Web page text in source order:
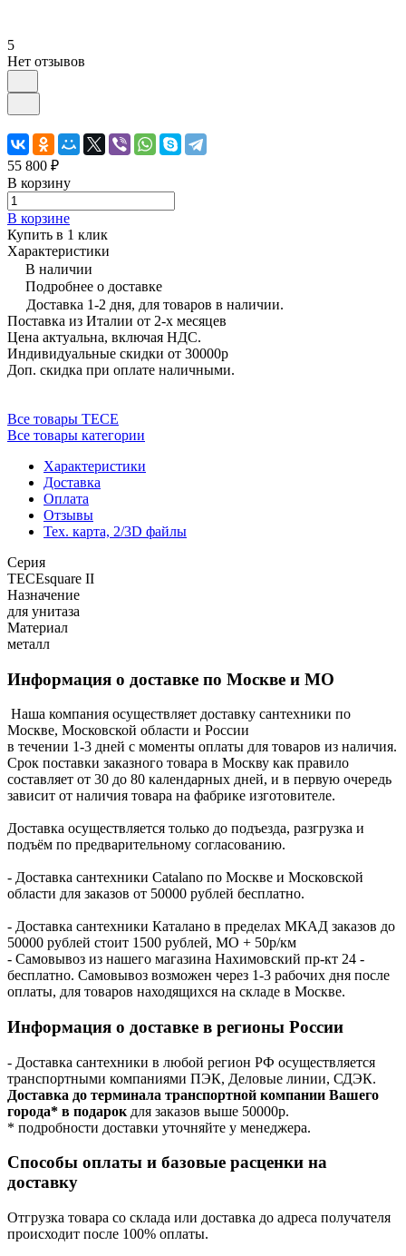
5
Нет отзывов
55 800 ₽
В корзину
В корзине
Купить в 1 клик
Характеристики
В наличии
Подробнее о доставке
Доставка 1-2 дня, для товаров в наличии.
Поставка из Италии от 2-х месяцев
Цена актуальна, включая НДС.
Индивидуальные скидки от 30000р
Доп. скидка при оплате наличными.
Все товары TECE
Все товары категории
Характеристики
Доставка
Оплата
Отзывы
Тех. карта, 2/3D файлы
Серия
TECEsquare II
Назначение
для унитаза
Материал
металл
Информация о доставке по Москве и МО
Наша компания осуществляет доставку сантехники по
Москве, Московской области и России
в течении 1-3 дней с моменты оплаты для товаров из наличия.
Срок поставки заказного товара в Москву как правило
составляет от 30 до 80 календарных дней, и в первую очередь
зависит от наличия товара на фабрике изготовителе.
Доставка осуществляется только до подъезда, разгрузка и
подъём по предварительному согласованию.
- Доставка сантехники Catalano по Москве и Московской
области для заказов от 50000 рублей бесплатно.
- Доставка сантехники Каталано в пределах МКАД заказов до
50000 рублей стоит 1500 рублей, МО + 50р/км
- Самовывоз из нашего магазина Нахимовский пр-кт 24 -
бесплатно. Самовывоз возможен через 1-3 рабочих дня после
оплаты, для товаров находящихся на складе в Москве.
Информация о доставке в регионы России
- Доставка сантехники в любой регион РФ осуществляется
транспортными компаниями ПЭК, Деловые линии, СДЭК.
Доставка до терминала транспортной компании Вашего
города* в подарок для заказов выше 50000р.
* подробности доставки уточняйте у менеджера.
Способы оплаты и базовые расценки на
доставку
Отгрузка товара со склада или доставка до адреса получателя
происходит после 100% оплаты.